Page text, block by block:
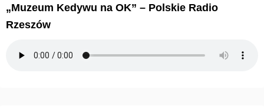
„Muzeum Kedywu na OK” – Polskie Radio
Rzeszów